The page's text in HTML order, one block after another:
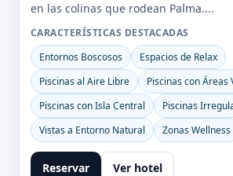
en las colinas que rodean Palma....
CARACTERÍSTICAS DESTACADAS
Entornos Boscosos
Espacios de Relax
Piscinas al Aire Libre
Piscinas con Áreas
Piscinas con Isla Central
Piscinas
Vistas a Entorno Natural
Zonas Wellness
Reservar Ver hotel